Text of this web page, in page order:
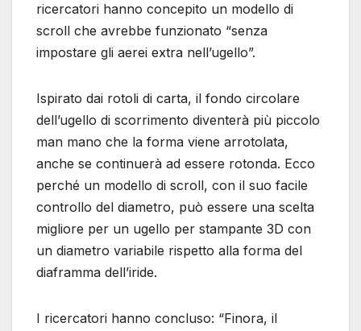
ricercatori hanno concepito un modello di
scroll che avrebbe funzionato “senza
impostare gli aerei extra nell’ugello”.
Ispirato dai rotoli di carta, il fondo circolare
dell’ugello di scorrimento diventerà più piccolo
man mano che la forma viene arrotolata,
anche se continuerà ad essere rotonda. Ecco
perché un modello di scroll, con il suo facile
controllo del diametro, può essere una scelta
migliore per un ugello per stampante 3D con
un diametro variabile rispetto alla forma del
diaframma dell’iride.
I ricercatori hanno concluso: “Finora, il